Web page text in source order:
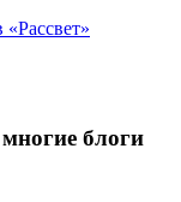
«Рассвет»
блоги